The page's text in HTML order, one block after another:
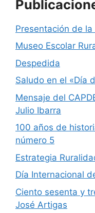
Presentación de la
Museo Escolar
Despedida
Saludo en el «Día
Mensaje del
Julio Ibarra
100 años de
número 5
Estrategia
Día Internacional
Ciento sesenta y
José Artigas